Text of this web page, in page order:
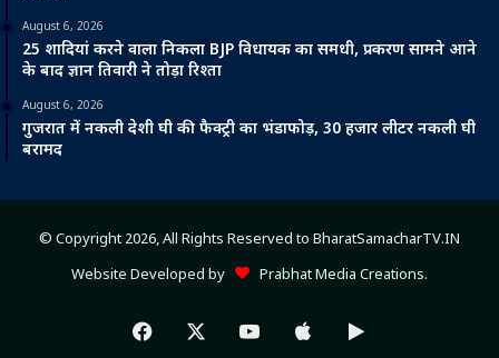
August 6, 2026
25 शादियां करने वाला निकला BJP विधायक का समधी, प्रकरण सामने आने
के बाद ज्ञान तिवारी ने तोड़ा रिश्ता
August 6, 2026
गुजरात में नकली देशी घी की फैक्ट्री का भंडाफोड़, 30 हजार लीटर नकली घी
बरामद
© Copyright 2026, All Rights Reserved to BharatSamacharTV.IN
Website Developed by
Prabhat Media Creations.
Facebook YouTubeAppleGoogle